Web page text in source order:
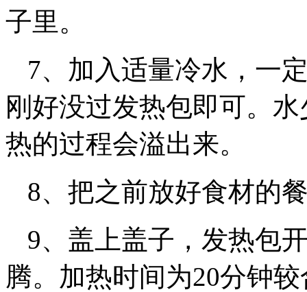
子里。
7、加入适量冷水，一
刚好没过发热包即可。
热的过程会溢出来。
8、把之前放好食材的
9、盖上盖子，发热包
腾。加热时间为20分钟